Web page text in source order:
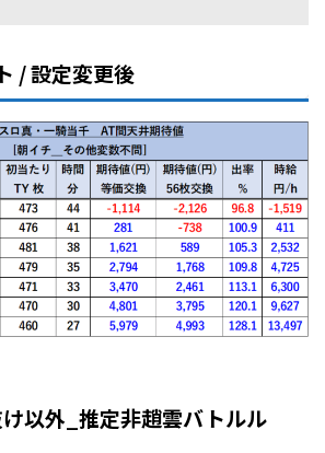
/ 設定変更後
以外_推定非趙雲バトルル